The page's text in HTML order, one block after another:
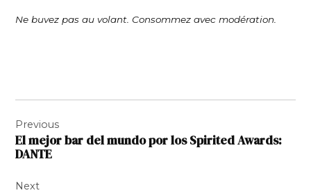
Ne buvez pas au volant. Consommez avec modération.
de
l’article
Previous
El mejor bar del mundo por los Spirited Awards:
DANTE
Next